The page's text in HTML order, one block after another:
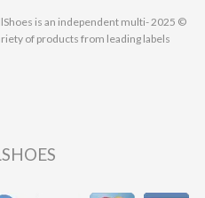
is an independent multi-
of products from leading labels.